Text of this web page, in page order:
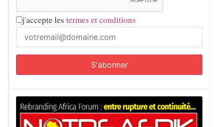
j'accepte les termes et conditions